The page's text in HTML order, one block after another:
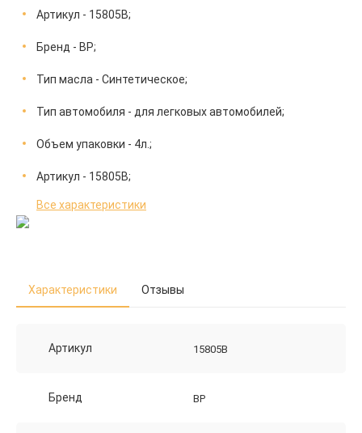
Артикул - 15805B;
Бренд - BP;
Тип масла - Синтетическое;
Тип автомобиля - для легковых автомобилей;
Объем упаковки - 4л.;
Артикул - 15805B;
Все характеристики
Характеристики Отзывы
Артикул 15805B
Бренд BP